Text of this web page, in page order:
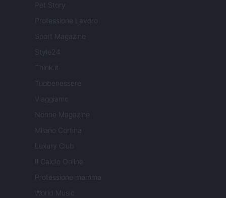
Pet Story
Professione Lavoro
Sport Magazine
Style24
Think.it
Tuobenessere
Viaggiamo
Nonne Magazine
Milano Cortina
Luxury Club
Il Calcio Online
Professione mamma
World Music